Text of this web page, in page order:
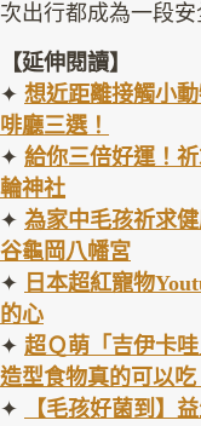
次出行都成為一段
【延伸閱讀】
✦ 想近距離接觸小
啡廳三選！
✦ 給你三倍好運！
輪神社
✦ 為家中毛孩祈求
谷龜岡八幡宮
✦ 日本超紅寵物
的心
✦ 超Ｑ萌「吉伊卡
造型食物真的可以吃
✦
【毛孩好菌到】